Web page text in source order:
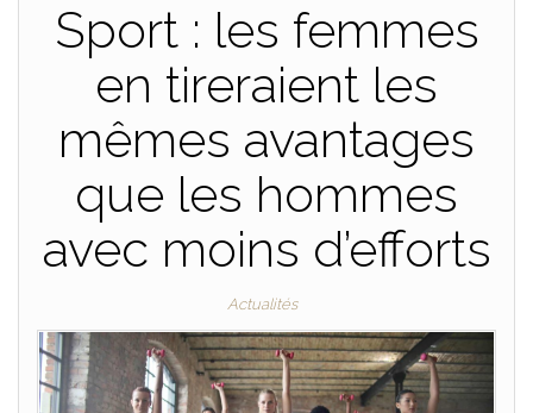
Sport : les femmes
en tireraient les
mêmes avantages
que les hommes
avec moins d’efforts
Actualités